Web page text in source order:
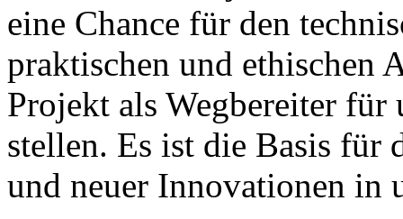
eine Chance für den
praktischen und ethischen
Projekt als Wegbereiter
stellen. Es ist die Basis für
und neuer Innovationen in